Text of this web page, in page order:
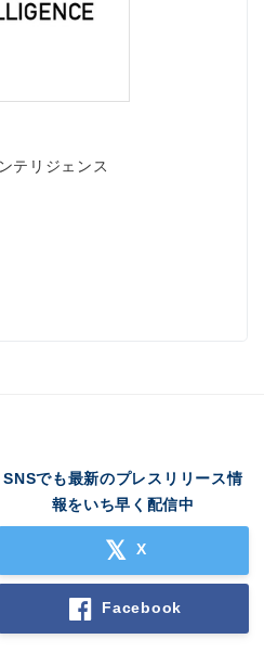
テリジェンス
SNSでも最新のプレスリリース情
報をいち早く配信中
X
Facebook